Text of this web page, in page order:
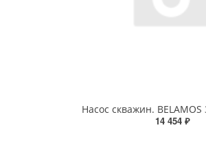
14 454 ₽